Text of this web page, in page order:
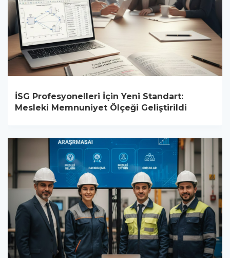
İSG Profesyonelleri İçin Yeni Standart:
Mesleki Memnuniyet Ölçeği Geliştirildi